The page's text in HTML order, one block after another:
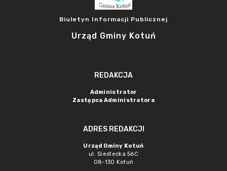
Biuletyn Informacji Publicznej
Urząd Gminy Kotuń
REDAKCJA
Administrator
Zastępca Administratora
ADRES REDAKCJI
Urząd Gminy Kotuń
ul. Siedlecka 56C
08-130 Kotuń